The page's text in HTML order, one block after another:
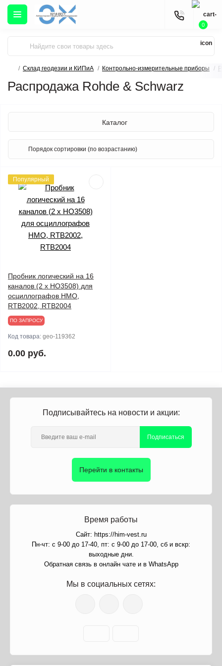
0
Склад геодезии и КИПиА Контрольно-измерительные приборы
Распродажа Rohde & Schwarz
Каталог
Популярный
Пробник логический на 16
каналов (2 x HO3508) для
осциллографов HMO,
RTB2002, RTB2004
ПО ЗАПРОСУ
Код товара: geo-119362
0.00 руб.
Подписывайтесь на новости и акции:
Подписаться
Перейти в контакты
Время работы
Сайт: https://him-vest.ru
Пн-чт: с 9-00 до 17-40, пт: с 9-00 до 17-00, сб и вскр:
выходные дни.
Обратная связь в онлайн чате и в WhatsApp
Мы в социальных сетях: